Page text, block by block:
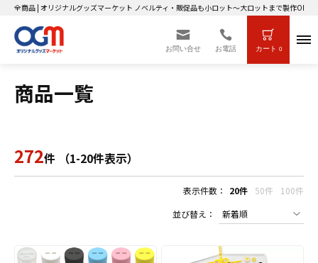
全商品 | オリジナルグッズマーケット ノベルティ・販促品も小ロット～大ロットまで製作OK！
お問い合せ お電話 カート 0
商品一覧
272件 （1-20件表示）
表示件数： 20件 50件
100件
並び替え：